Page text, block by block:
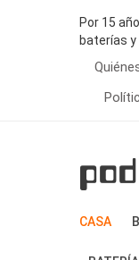
Por 15
baterías
CASA